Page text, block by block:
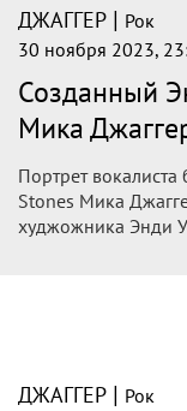
ДЖАГГЕР | Рок
30 ноября 2023,
Созданный
Мика
Портрет
Stones Мика
худжожника Энди
ДЖАГГЕР | Рок